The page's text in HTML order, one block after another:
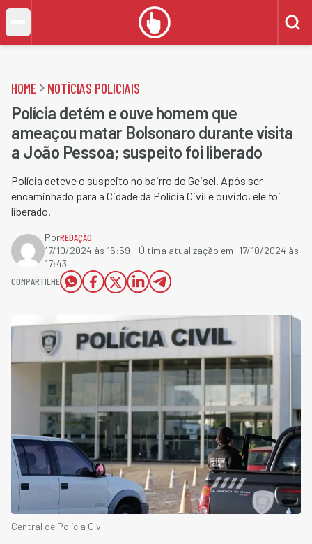
HOME NOTÍCIAS POLICIAIS
Polícia detém e ouve homem que
ameaçou matar Bolsonaro durante visita
a João Pessoa; suspeito foi liberado
Polícia deteve o suspeito no bairro do Geisel. Após ser
encaminhado para a Cidade da Polícia Civil e ouvido, ele foi
liberado.
PorREDAÇÃO
17/10/2024 às 16:59 - Última atualização em: 17/10/2024 às
17:43
COMPARTILHE
Central de Polícia Civil